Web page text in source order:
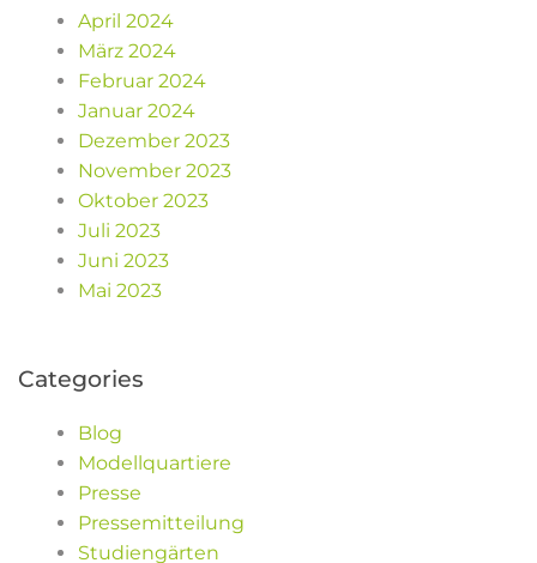
April 2024
März 2024
Februar 2024
Januar 2024
Dezember 2023
November 2023
Oktober 2023
Juli 2023
Juni 2023
Mai 2023
Categories
Blog
Modellquartiere
Presse
Pressemitteilung
Studiengärten